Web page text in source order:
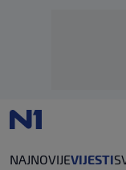
NAJNOVIJEVIJESTI